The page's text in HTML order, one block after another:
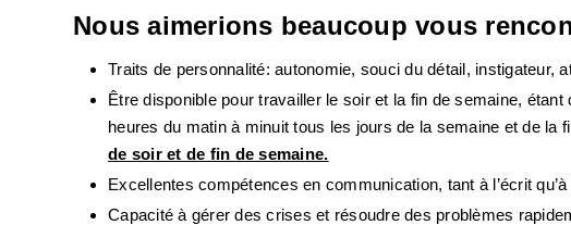
Nous aimerions beaucoup vous
Traits de personnalité: autonomie, souci du détail, instigateur,
Être disponible pour travailler le soir et la fin de semaine,
heures du matin à minuit tous les jours de la semaine et de la
de soir et de fin de semaine.
Excellentes compétences en communication, tant à l’écrit qu’à
Capacité à gérer des crises et résoudre des problèmes